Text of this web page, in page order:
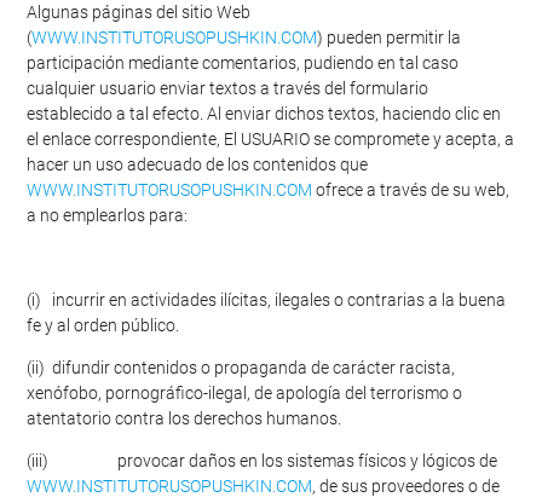
Algunas páginas del sitio Web
(WWW.INSTITUTORUSOPUSHKIN.COM) pueden permitir la
participación mediante comentarios, pudiendo en tal caso
cualquier usuario enviar textos a través del formulario
establecido a tal efecto. Al enviar dichos textos, haciendo clic en
el enlace correspondiente, El USUARIO se compromete y acepta, a
hacer un uso adecuado de los contenidos que
WWW.INSTITUTORUSOPUSHKIN.COM ofrece a través de su web,
a no emplearlos para:
(i) incurrir en actividades ilícitas, ilegales o contrarias a la buena
fe y al orden público.
(ii) difundir contenidos o propaganda de carácter racista,
xenófobo, pornográfico-ilegal, de apología del terrorismo o
atentatorio contra los derechos humanos.
(iii) provocar daños en los sistemas físicos y lógicos de
WWW.INSTITUTORUSOPUSHKIN.COM, de sus proveedores o de